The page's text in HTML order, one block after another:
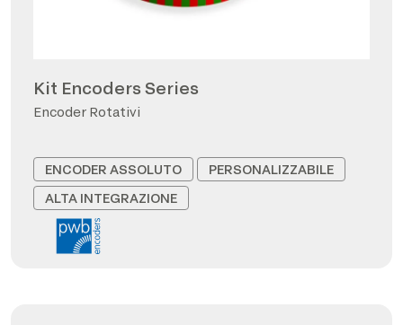
Kit Encoders Series
Encoder Rotativi
ENCODER ASSOLUTO
PERSONALIZZABILE
ALTA INTEGRAZIONE